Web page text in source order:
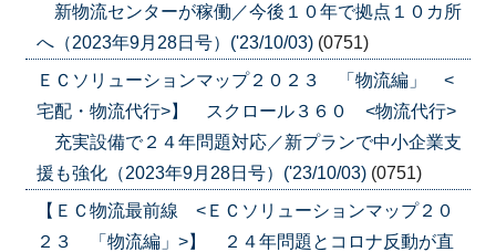
新物流センターが稼働／今後１０年で拠点１０カ所
へ（2023年9月28日号）('23/10/03) (0751)
ＥＣソリューションマップ２０２３ 「物流編」 <
宅配・物流代行>】 スクロール３６０ <物流代行>
充実設備で２４年問題対応／新プランで中小企業支
援も強化（2023年9月28日号）('23/10/03) (0751)
【ＥＣ物流最前線 <ＥＣソリューションマップ２０
２３ 「物流編」>】 ２４年問題とコロナ反動が直